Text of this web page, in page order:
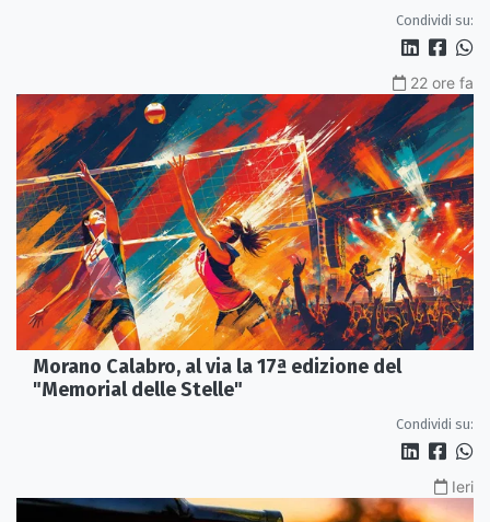
Condividi su:
22 ore fa
Morano Calabro, al via la 17ª edizione del
"Memorial delle Stelle"
Condividi su:
Ieri